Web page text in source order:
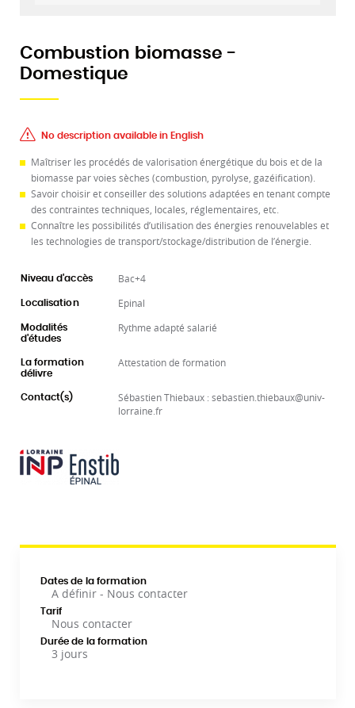
Combustion biomasse -
Domestique
No description available in English
Maîtriser les procédés de valorisation énergétique du bois et de la
biomasse par voies sèches (combustion, pyrolyse, gazéification).
Savoir choisir et conseiller des solutions adaptées en tenant compte
des contraintes techniques, locales, réglementaires, etc.
Connaître les possibilités d’utilisation des énergies renouvelables et
les technologies de transport/stockage/distribution de l’énergie.
Niveau d'accès Bac+4
Localisation Epinal
Modalités
d'études
Rythme adapté salarié
La formation
délivre
Attestation de formation
Contact(s)
Sébastien Thiebaux : sebastien.thiebaux@univ-
lorraine.fr
Dates de la formation
A définir - Nous contacter
Tarif
Nous contacter
Durée de la formation
3 jours